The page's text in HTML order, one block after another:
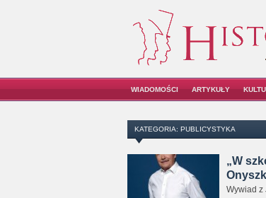
WIADOMOŚCI ARTYKUŁY
KATEGORIA: PUBLICYSTYKA
„W
Wywiad z